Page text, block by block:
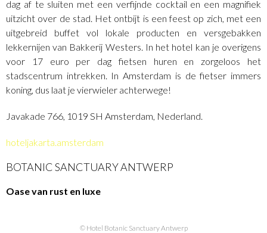
dag af te sluiten met een verfijnde cocktail en een magnifiek
uitzicht over de stad. Het ontbijt is een feest op zich, met een
uitgebreid buffet vol lokale producten en versgebakken
lekkernijen van Bakkerij Westers. In het hotel kan je overigens
voor 17 euro per dag fietsen huren en zorgeloos het
stadscentrum intrekken. In Amsterdam is de fietser immers
koning, dus laat je vierwieler achterwege!
Javakade 766, 1019 SH Amsterdam, Nederland.
hoteljakarta.amsterdam
BOTANIC SANCTUARY ANTWERP
Oase van rust en luxe
© Hotel Botanic Sanctuary Antwerp